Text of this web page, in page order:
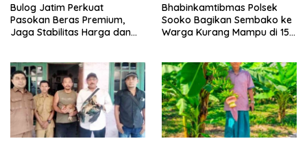
Bulog Jatim Perkuat
Pasokan Beras Premium,
Jaga Stabilitas Harga dan
Bhabinkamtibmas Polsek
Sooko Bagikan Sembako ke
Warga Kurang Mampu di 15